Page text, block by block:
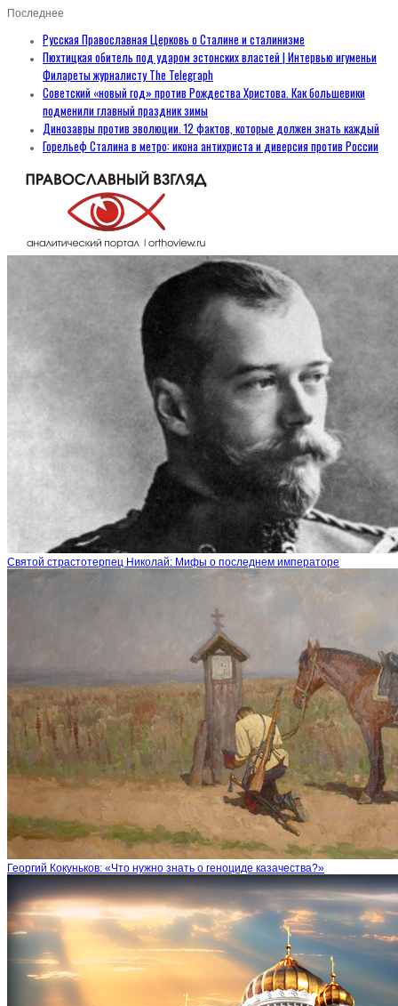
Последнее
Русская Православная Церковь о Сталине и сталинизме
Пюхтицкая обитель под ударом эстонских властей | Интервью игуменьи
Филареты журналисту The Telegraph
Советский «новый год» против Рождества Христова. Как большевики
подменили главный праздник зимы
Динозавры против эволюции. 12 фактов, которые должен знать каждый
Горельеф Сталина в метро: икона антихриста и диверсия против России
Святой страстотерпец Николай: Мифы о последнем императоре
Георгий Кокуньков: «Что нужно знать о геноциде казачества?»